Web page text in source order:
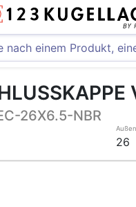
26X6.5-NBR
26